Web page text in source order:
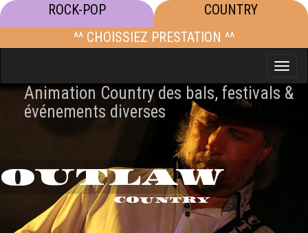
ROCK-POP
COUNTRY
^^ CHOISSIEZ PRESTATION ^^
Toggle
Animation Country des bals, festivals &
événements diverses
OUTLAW
COUNTRY